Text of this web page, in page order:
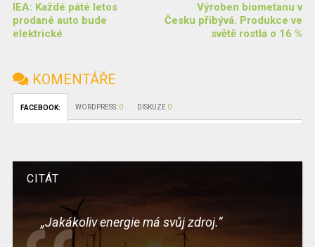
IEA: Každé páté letos
prodané auto bude
elektrické
Výroben biometanu v
Česku přibývá. Produkce ve
světě rostla o 16 %
KOMENTÁŘE
FACEBOOK: WORDPRESS: 0 DISKUZE 0
CITÁT
„Jakákoliv energie má svůj zdroj.“